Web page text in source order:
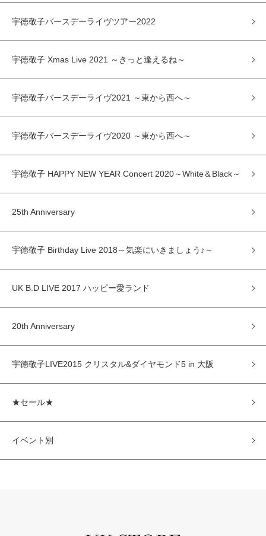
宇徳敬子バースデーライヴツアー2022
宇徳敬子 Xmas Live 2021 ～きっと逢えるね～
宇徳敬子バースデーライヴ2021 ～東から西へ～
宇徳敬子バースデーライヴ2020 ～東から西へ～
宇徳敬子 HAPPY NEW YEAR Concert 2020～White＆Black～
25th Anniversary
宇徳敬子 Birthday Live 2018～気楽にいきましょう♪～
UK B.D LIVE 2017 ハッピー愛ランド
20th Anniversary
宇徳敬子LIVE2015 クリスタル&ダイヤモンド5 in 大阪
★セール★
イベント別